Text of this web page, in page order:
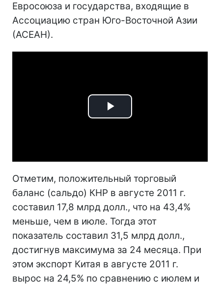
Евросоюза и государства, входящие в
Ассоциацию стран Юго-Восточной Азии
(АСЕАН).
Play
Отметим, положительный торговый
баланс (сальдо) КНР в августе 2011 г.
составил 17,8 млрд долл., что на 43,4%
меньше, чем в июле. Тогда этот
показатель составил 31,5 млрд долл.,
достигнув максимума за 24 месяца. При
этом экспорт Китая в августе 2011 г.
вырос на 24,5% по сравнению с июлем и